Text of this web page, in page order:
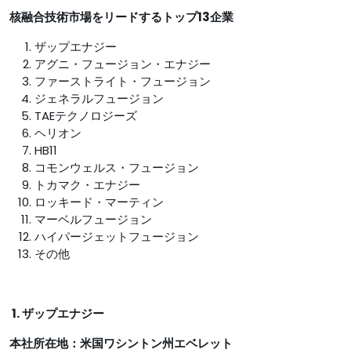
核融合技術市場をリードするトップ13企業
ザップエナジー
アグニ・フュージョン・エナジー
ファーストライト・フュージョン
ジェネラルフュージョン
TAEテクノロジーズ
ヘリオン
HB11
コモンウェルス・フュージョン
トカマク・エナジー
ロッキード・マーティン
マーベルフュージョン
ハイパージェットフュージョン
その他
1. ザップエナジー
本社所在地：米国ワシントン州エベレット